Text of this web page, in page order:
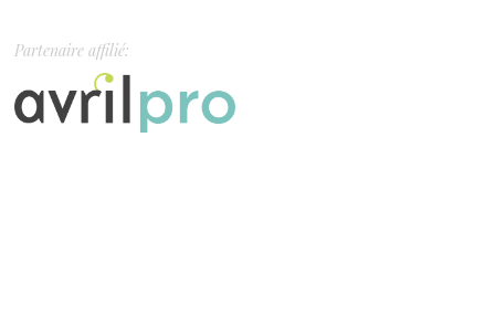
Partenaire affilié: